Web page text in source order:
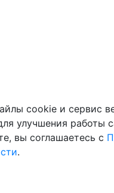
cookie и сервис
улучшения работы
вы соглашаетесь с
.